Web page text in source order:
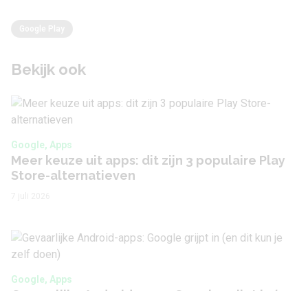
Bekijk ook
Google, Apps
Meer keuze uit apps: dit zijn 3 populaire Play
Store-alternatieven
Google, Apps